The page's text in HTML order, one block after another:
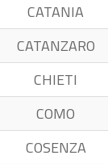
CATANIA
CATANZARO
CHIETI
COMO
COSENZA